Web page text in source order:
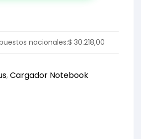
nacionales:$ 30.218,00
,Cargador Notebook